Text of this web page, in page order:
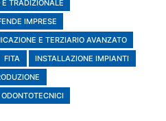
TRADIZIONALE
IMPRESE
E TERZIARIO AVANZATO
FITA
INSTALLAZIONE IMPIANTI